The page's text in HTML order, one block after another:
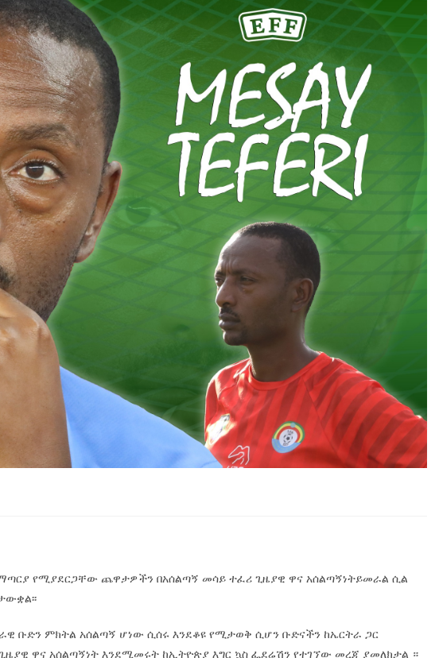
ነው
ኢትዮጵያ የቀጣናውን ኢኮኖሚያዊ ገጽታ በአዲስ
መልኩ እየቀረጸች ነው-ፈርስት ፖስት
August 7, 2026
እና
ዘርፍ
ተቃውሞ የበዛበት የፊፋ አዲሱ እቅድ
July 30, 2026
አዲስ ሚዲያ ኔትዎርክ በይዘት ስራዎቹ የሀሰት
ትርክትን በማረም እና የወል ትርክትን በመገንባት
ሃላፊነቱን እየተወጣ ይገኛል
AmnAdmin October 17, 2025
የሚያደርጋቸው ጨዋታዎችን በአሰልጣኝ መሳይ ተፈሪ ጊዜያዊ ዋና አሰልጣኝነትይመራል ሲል
ቡድን ምክትል አሰልጣኝ ሆነው ሲሰሩ እንደቆዩ የሚታወቅ ሲሆን ቡድናችን ከኤርትራ ጋር
ዋና አሰልጣኝነት እንደሚመሩት ከኢትዮጵያ እግር ኳስ ፌደሬሽን የተገኘው መረጃ ያመለክታል ።